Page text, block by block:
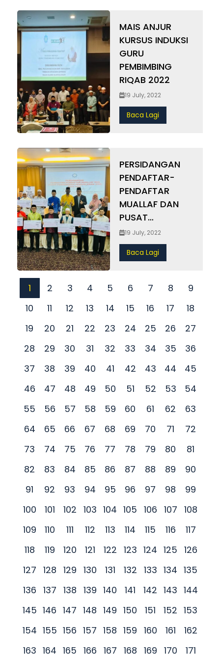
MAIS ANJUR
KURSUS INDUKSI
GURU
PEMBIMBING
RIQAB 2022
19 July, 2022
Baca Lagi
PERSIDANGAN
PENDAFTAR-
PENDAFTAR
MUALLAF DAN
PUSAT
PENGURUSAN
PENGISLAMAN
(PPP) MAIS
19 July, 2022
Baca Lagi
1 2 3 4 5 6 7 8
9
10
11 12 13 14 15 16 17
18
19
20 21 22 23 24 25 26
27
28
29 30 31 32 33 34 35
36
37
38 39 40 41 42 43 44
45
46
47 48 49 50 51 52 53
54
55
56 57 58 59 60 61 62
63
64
65 66 67 68 69 70 71
72
73
74 75 76 77 78 79 80
81
82
83 84 85 86 87 88 89
90
91
92 93 94 95 96 97 98
99
100
101 102 103 104 105 106 107 108
109
110 111 112 113 114 115 116
117
118
119 120 121 122 123 124 125 126
127 128 129 130 131 132 133 134 135
136 137 138 139 140 141 142 143 144
145 146 147 148 149 150 151 152 153
154 155 156 157 158 159 160 161
162
163 164 165 166 167 168 169 170 171